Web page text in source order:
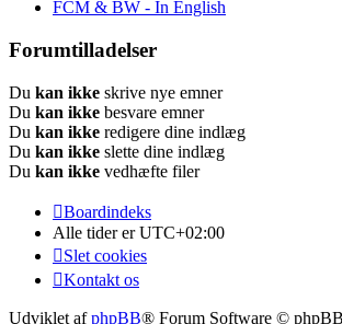
FCM & BW - In English
Forumtilladelser
Du kan ikke skrive nye emner
Du kan ikke besvare emner
Du kan ikke redigere dine indlæg
Du kan ikke slette dine indlæg
Du kan ikke vedhæfte filer
Boardindeks
Alle tider erUTC+02:00
Slet cookies
Kontakt os
Udviklet afphpBB® Forum Software ©